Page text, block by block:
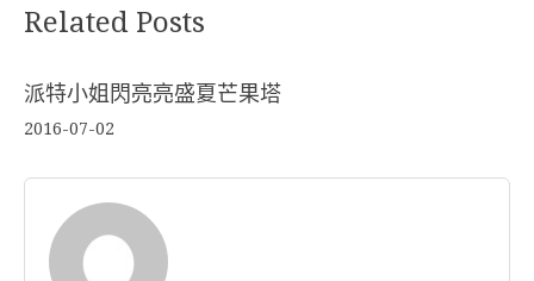
Related Posts
派特小姐閃亮亮盛夏芒果塔
2016-07-02